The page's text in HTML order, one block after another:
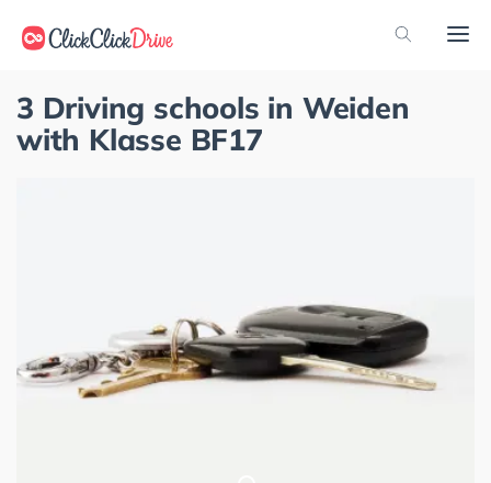
3 Driving schools in Weiden
with Klasse BF17